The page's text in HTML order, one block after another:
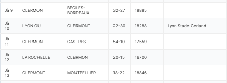
Jà 9 CLERMONT
BEGLES-
BORDEAUX
32-27 18885
Jà
10
LYON OU CLERMONT 22-30 18288 Lyon Stade Gerland
Jà
11
CLERMONT CASTRES 54-10 17559
Jà
12
LA ROCHELLE CLERMONT 20-15 16700
Jà
13
CLERMONT MONTPELLIER 18-22 18846